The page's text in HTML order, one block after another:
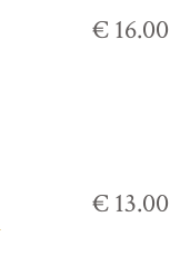
€ 16.00
€ 13.00